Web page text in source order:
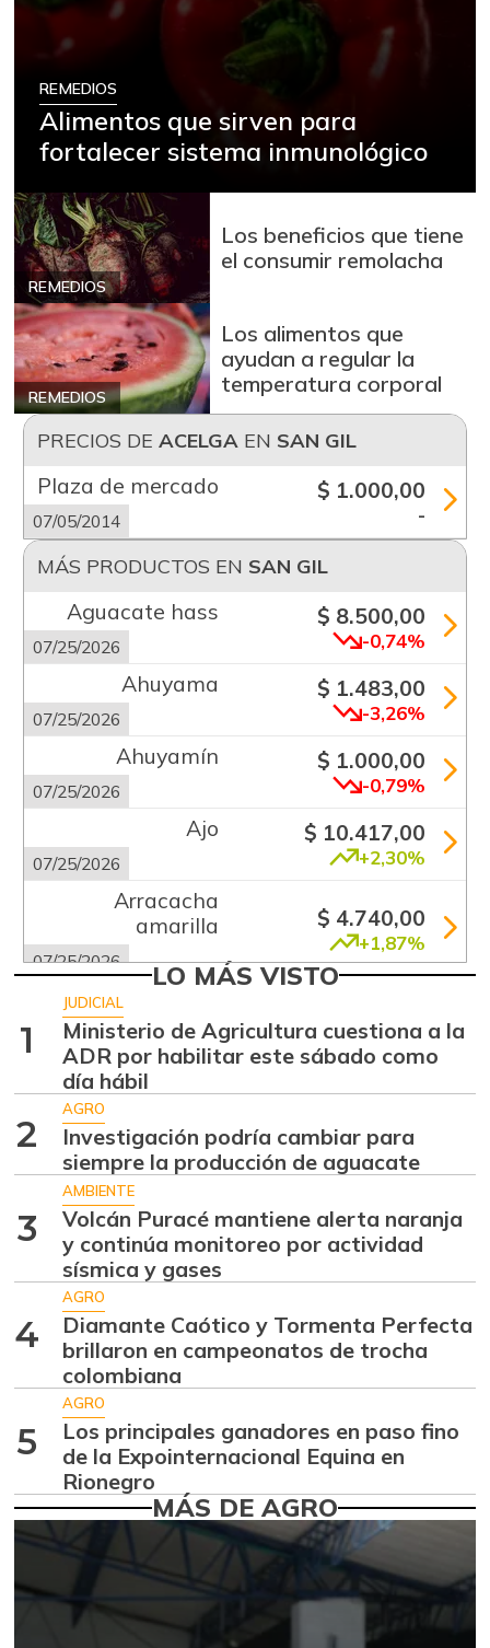
REMEDIOS
Alimentos que sirven para
fortalecer sistema inmunológico
REMEDIOS
Los beneficios que tiene
el consumir remolacha
REMEDIOS
Los alimentos que
ayudan a regular la
temperatura corporal
PRECIOS DE ACELGAEN SAN GIL
Plaza de mercado
07/05/2014
$ 1.000,00
-
MÁS PRODUCTOS EN SAN GIL
Aguacate hass
07/25/2026
$ 8.500,00
-0,74%
Ahuyama
07/25/2026
$ 1.483,00
-3,26%
Ahuyamín
07/25/2026
$ 1.000,00
-0,79%
Ajo
07/25/2026
$ 10.417,00
+2,30%
Arracacha
amarilla
07/25/2026
$ 4.740,00
+1,87%
Arveja verde
07/25/2026 +2,38%
Banano criollo
07/25/2026 +12,16%
Berenjena
07/25/2026
$ 7.625,00
-0,33%
Calabacín
07/26/2014
$ 520,00
+2,56%
Cebolla cabezona
blanca
07/25/2026
-6,73%
Cebolla cabezona
05/04/2019
+19,12%
Cebolla junca
07/25/2026 -5,64%
07/25/2026
$ 8.075,00
+0,94%
Chócolo mazorca $ 2.208,00
LO MÁS VISTO
1
JUDICIAL
Ministerio de Agricultura cuestiona a la
ADR por habilitar este sábado como
día hábil
2
AGRO
Investigación podría cambiar para
siempre la producción de aguacate
3
AMBIENTE
Volcán Puracé mantiene alerta naranja
y continúa monitoreo por actividad
sísmica y gases
4
AGRO
Diamante Caótico y Tormenta Perfecta
brillaron en campeonatos de trocha
colombiana
5
AGRO
Los principales ganadores en paso fino
de la Expointernacional Equina en
Rionegro
MÁS DE AGRO